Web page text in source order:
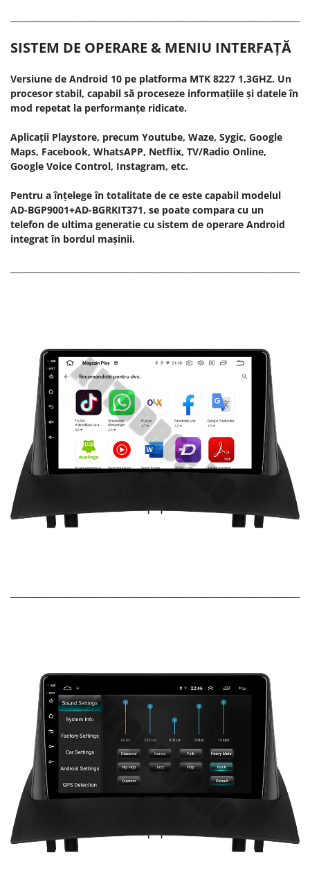
SISTEM DE OPERARE & MENIU INTERFAȚĂ
Versiune de Android 10 pe platforma MTK 8227 1,3GHZ. Un
procesor stabil, capabil să proceseze informațiile și datele în
mod repetat la performanțe ridicate.
Aplicații Playstore, precum Youtube, Waze, Sygic, Google
Maps, Facebook, WhatsAPP, Netflix, TV/Radio Online,
Google Voice Control, Instagram, etc.
Pentru a înțelege în totalitate de ce este capabil modelul
AD-BGP9001+AD-BGRKIT371, se poate compara cu un
telefon de ultima generatie cu sistem de operare Android
integrat în bordul mașinii.